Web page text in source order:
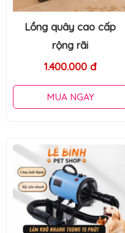
Chuồng đa năng
570.000 đ
MUA NGAY